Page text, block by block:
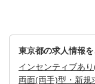
東京都の求人情報
インセンティブあり
両面(両手)型・新規